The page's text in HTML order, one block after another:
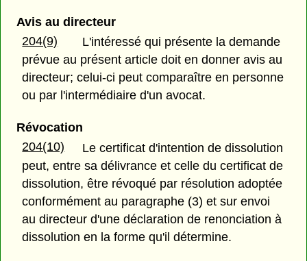
Avis au directeur
204(9)
L'intéressé qui présente la demande
prévue au présent article doit en donner avis au
directeur; celui-ci peut comparaître en personne
ou par l'intermédiaire d'un avocat.
Révocation
204(10)
Le certificat d'intention de dissolution
peut, entre sa délivrance et celle du certificat de
dissolution, être révoqué par résolution adoptée
conformément au paragraphe (3) et sur envoi
au directeur d'une déclaration de renonciation à
dissolution en la forme qu'il détermine.